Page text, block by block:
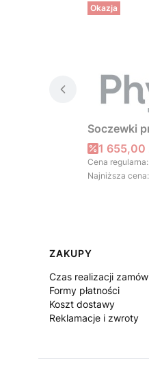
Okazja
Soczewki
Cena
1 655,00
Cena regularna:
Najniższa cena:
Linki w
ZAKUPY
Czas realizacji
Formy płatności
Koszt dostawy
Reklamacje i zwroty